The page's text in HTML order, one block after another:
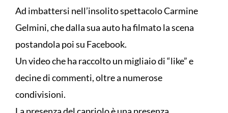
Ad imbattersi nell’insolito spettacolo Carmine
Gelmini, che dalla sua auto ha filmato la scena
postandola poi su Facebook.
Un video che ha raccolto un migliaio di “like” e
decine di commenti, oltre a numerose
condivisioni.